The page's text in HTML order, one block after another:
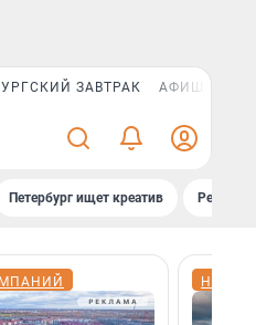
ЗАВТРАК АФИША PLUS
Петербург ищет креатив